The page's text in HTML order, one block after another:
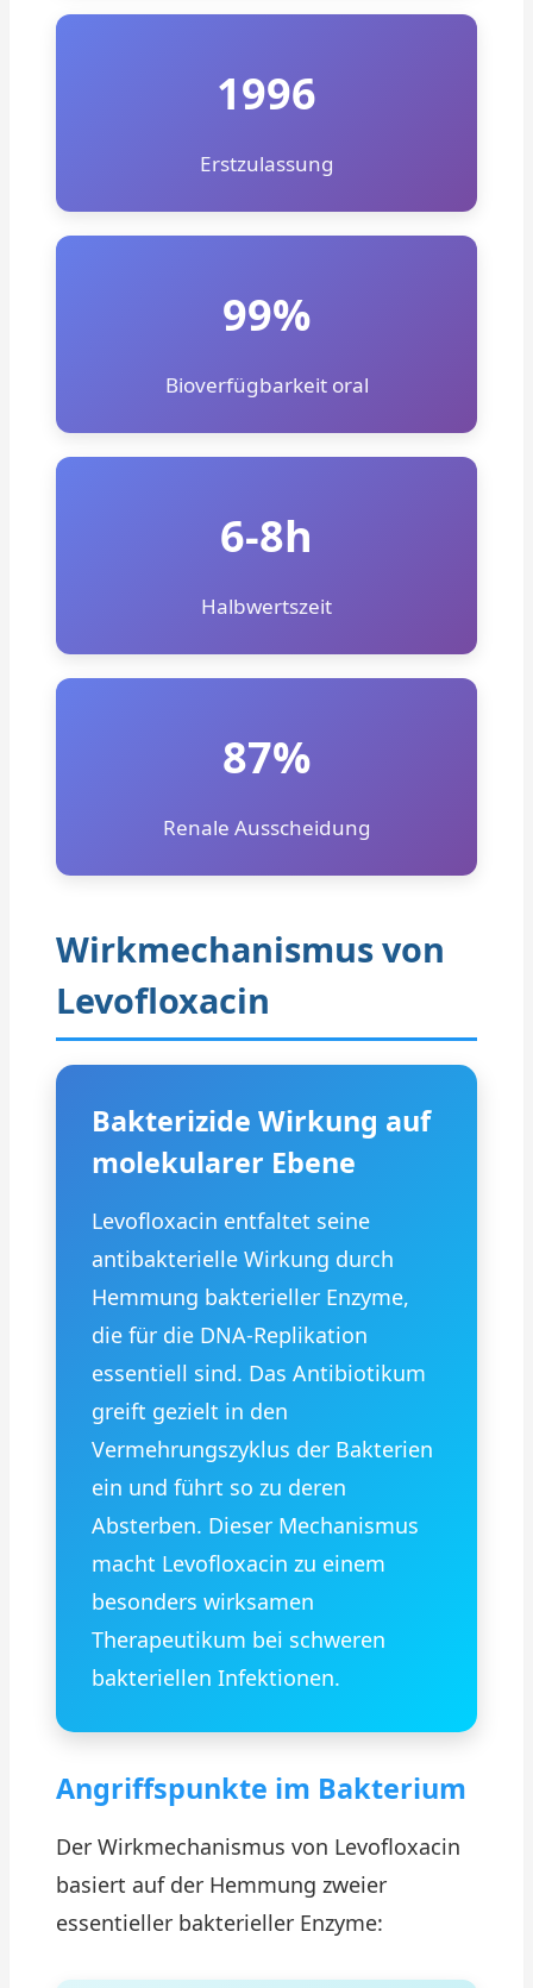
1996
Erstzulassung
99%
Bioverfügbarkeit oral
6-8h
Halbwertszeit
87%
Renale Ausscheidung
Wirkmechanismus von
Levofloxacin
Bakterizide Wirkung auf
molekularer Ebene
Levofloxacin entfaltet seine
antibakterielle Wirkung durch
Hemmung bakterieller Enzyme,
die für die DNA-Replikation
essentiell sind. Das Antibiotikum
greift gezielt in den
Vermehrungszyklus der Bakterien
ein und führt so zu deren
Absterben. Dieser Mechanismus
macht Levofloxacin zu einem
besonders wirksamen
Therapeutikum bei schweren
bakteriellen Infektionen.
Angriffspunkte im Bakterium
Der Wirkmechanismus von Levofloxacin
basiert auf der Hemmung zweier
essentieller bakterieller Enzyme: